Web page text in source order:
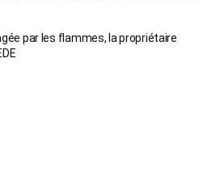
par les flammes, la propriétaire